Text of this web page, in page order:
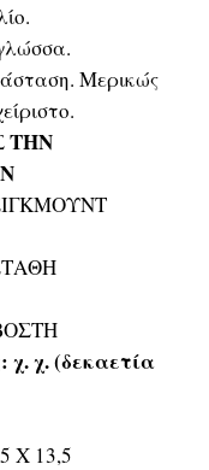
Μερικώς
ΤΗΝ
χ. χ. (δεκαετία
Χ 13,5